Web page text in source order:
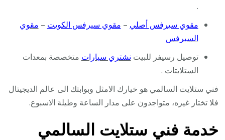
.
مقوي سيرفس أصلي – مقوي سيرفس الكويت – مقوي
السيرفس
توصيل رسيفر للبيت نشتري سيارات متخصصة بمعدات
الستلايتات .
فني ستلايت السالمي هو خيارك الامثل وبوابتك الى عالم الديجيتال
فلا تختار غيره، متواجدون على مدار الساعة وطيلة الاسبوع.
خدمة فني ستلايت السالمي